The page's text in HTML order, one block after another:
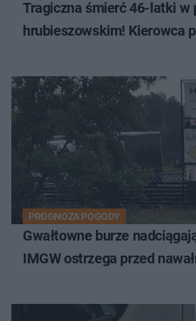
Tragiczna śmierć 46-latki w
hrubieszowskim! Kierowca
PROGNOZA POGODY
Gwałtowne burze
IMGW ostrzega przed